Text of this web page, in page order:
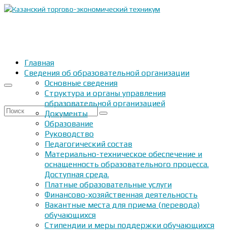
Искать:
Главная
Сведения об образовательной организации
Основные сведения
Структура и органы управления
образовательной организацией
Документы
Образование
Руководство
Педагогический состав
Материально-техническое обеспечение и
оснащенность образовательного процесса.
Доступная среда.
Платные образовательные услуги
Финансово-хозяйственная деятельность
Вакантные места для приема (перевода)
обучающихся
Стипендии и меры поддержки обучающихся